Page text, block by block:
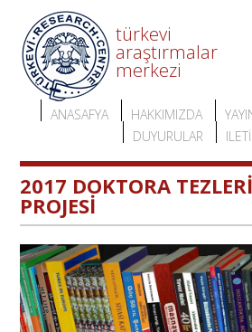
türkevi
araştırmalar
merkezi
ANASAFYA HAKKIMIZDA
DUYURULAR
2017 DOKTORA
PROJESİ